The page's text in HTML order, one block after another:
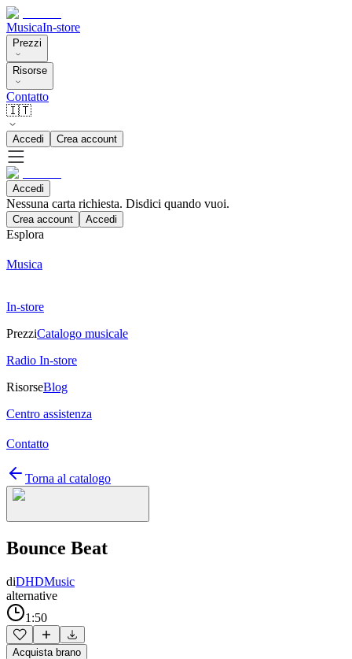
MusicaIn-store
Prezzi
Risorse
Contatto
🇮🇹
Accedi Crea account
Accedi
Nessuna carta richiesta. Disdici quando vuoi.
Crea account Accedi
Esplora
Musica
In-store
PrezziCatalogo musicale
Radio In-store
RisorseBlog
Centro assistenza
Contatto
Torna al catalogo
Bounce Beat
diDHDMusic
alternative
1:50
Acquista brano